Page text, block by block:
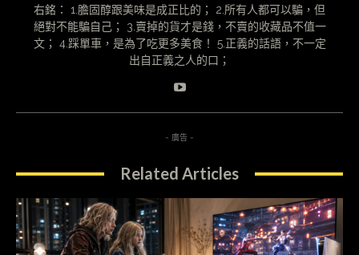
右銘： 1.膽固醇跟美味是成正比的； 2.所有人都可以騙，但
絕對不能騙自己； 3.賣掉的貨才是錢，不賣的收藏品不值一
文； 4.踩單車，是為了吃更多美食！ 5.正義的話語，不一定
出自正義之人的口；
- 廣告 -
Related Articles